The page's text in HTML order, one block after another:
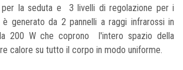
per la seduta e 3 livelli di regolazione per i
generato da 2 pannelli a raggi infrarossi in
200 W che coprono l'intero spazio della
calore su tutto il corpo in modo uniforme.